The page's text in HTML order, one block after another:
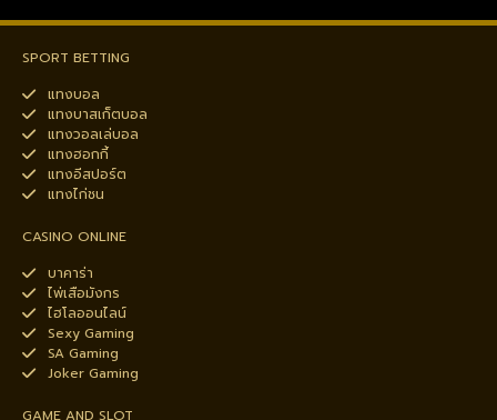
SPORT BETTING
แทงบอล
แทงบาสเก็ตบอล
แทงวอลเล่บอล
แทงฮอกกี้
แทงอีสปอร์ต
แทงไก่ชน
CASINO ONLINE
บาคาร่า
ไพ่เสือมังกร
ไฮโลออนไลน์
Sexy Gaming
SA Gaming
Joker Gaming
GAME AND SLOT